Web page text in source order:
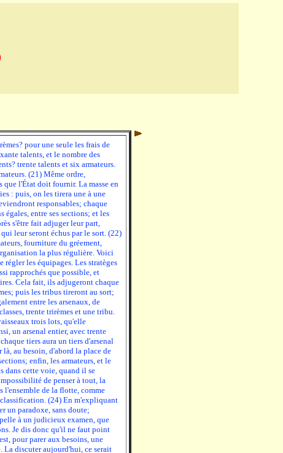
pour une seule les frais de
talents, et le nombre des
trente talents et six armateurs.
(21) Même ordre,
que l'État doit fournir. La masse en
: puis, on les tirera une à une
responsables; chaque
entre ses sections; et les
s'être fait adjuger leur part,
leur seront échus par le sort. (22)
fourniture du gréement,
la plus régulière. Voici
les équipages. Les stratèges
rapprochés que possible, et
Cela fait, ils adjugeront chaque
puis les tribus tireront au sort;
entre les arsenaux, de
trente trirèmes et une tribu.
trois lots, qu'elle
un arsenal entier, avec trente
tiers aura un tiers d'arsenal
au besoin, d'abord la place de
enfin, les armateurs, et le
dans cette voie, quand il se
de penser à tout, la
l'ensemble de la flotte, comme
(24) En m'expliquant
un paradoxe, sans doute;
à un judicieux examen, que
Je dis donc qu'il ne faut point
pour parer aux besoins, une
La discuter aujourd'hui, ce serait